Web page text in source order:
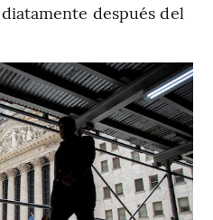
después del